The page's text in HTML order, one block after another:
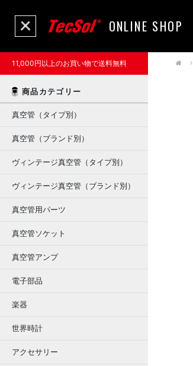
ONLINE SHOP
11,000円以上のお買い物で送料無料
商品カテゴリー
真空管（タイプ別）
真空管（ブランド別）
ヴィンテージ真空管（タイプ別）
ヴィンテージ真空管（ブランド別）
真空管用パーツ
真空管ソケット
真空管アンプ
電子部品
楽器
世界時計
アクセサリー